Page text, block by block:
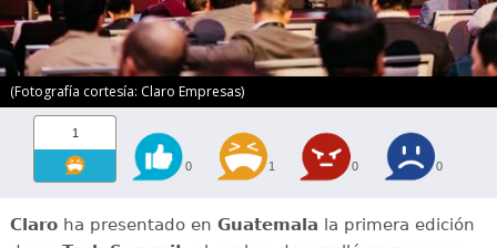
(Fotografía cortesía: Claro Empresas)
1
0 1 0 0
Claroha presentado en Guatemala la primera edición